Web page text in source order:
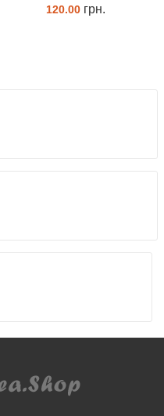
120.00грн.